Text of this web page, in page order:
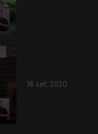
18 set. 2020